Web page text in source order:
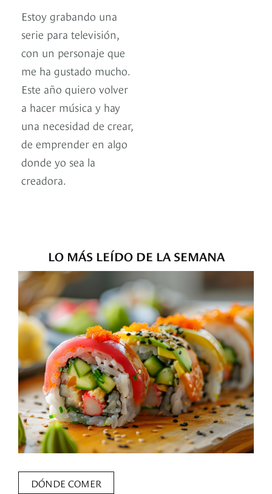
Estoy grabando una
serie para televisión,
con un personaje que
me ha gustado mucho.
Este año quiero volver
a hacer música y hay
una necesidad de crear,
de emprender en algo
donde yo sea la
creadora.
LO MÁS LEÍDO DE LA SEMANA
DÓNDE COMER